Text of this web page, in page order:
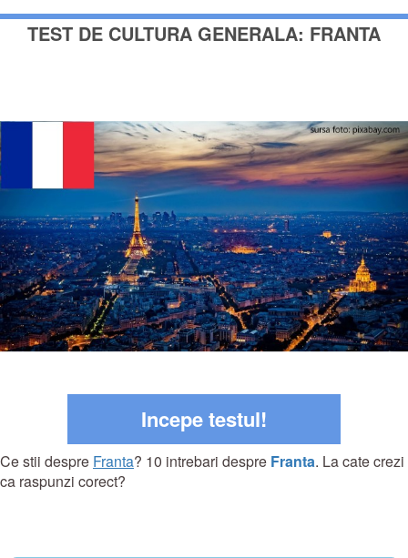
TEST DE CULTURA GENERALA: FRANTA
Incepe testul!
Ce stii despre Franta? 10 intrebari despre Franta. La cate crezi
ca raspunzi corect?